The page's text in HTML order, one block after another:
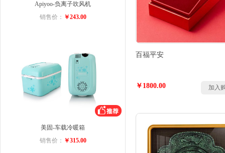
Apiyoo-负离子吹风机
销售价： ￥243.00
美固-车载冷暖箱
销售价： ￥315.00
百福平安
￥1800.00 加入